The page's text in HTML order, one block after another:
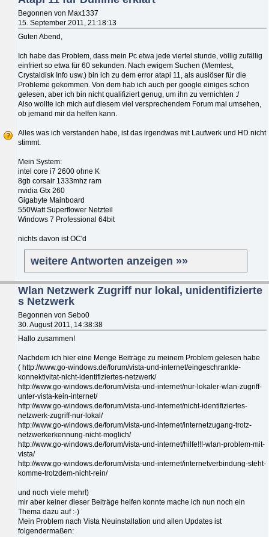
Begonnen von Max1337
15. September 2011, 21:18:13
Guten Abend,
Ich habe das Problem, dass mein Pc etwa jede viertel stunde, völlig zufällig
einfriert so etwa für 60 sekunden. Nach ewigem Suchen (Memtest,
Crystaldisk Info usw.) bin ich zu dem error atapi 11, als auslöser für die
Probleme gekommen. Von dem hab ich auch per google einiges schon
gelesen, aber ich bin nicht qualifiziert genug, um ihn zu vernichten :/
Also wollte ich mich auf diesem viel versprechendem Forum mal umsehen,
ob jemand mir da helfen kann.
Alles was ich verstanden habe, ist das irgendwas mit Laufwerk und HD nicht
stimmt.
Mein System:
intel core i7 2600 ohne K
8gb corsair 1333mhz ram
nvidia Gtx 260
Gigabyte Mainboard
550Watt Superflower Netzteil
Windows 7 Professional 64bit
nichts davon ist OC'd
weitere Antworten anzeigen »»
Wlan Netzwerk Zugriff nur lokal, unidentifizierte
s Netzwerk
Begonnen von Sebo0
30. August 2011, 14:38:38
Hallo zusammen!
Nachdem ich hier eine Menge Beiträge zu meinem Problem gelesen habe
( http://www.go-windows.de/forum/vista-und-internet/eingeschrankte-
konnektivitat-nicht-identifiziertes-netzwerk/
http://www.go-windows.de/forum/vista-und-internet/nur-lokaler-wlan-zugriff-
unter-vista-kein-internet/
http://www.go-windows.de/forum/vista-und-internet/nicht-identifiziertes-
netzwerk-zugriff-nur-lokal/
http://www.go-windows.de/forum/vista-und-internet/internetzugang-trotz-
netzwerkerkennung-nicht-moglich/
http://www.go-windows.de/forum/vista-und-internet/hilfe!!!-wlan-problem-mit-
vista/
http://www.go-windows.de/forum/vista-und-internet/internetverbindung-steht-
komme-trotzdem-nicht-rein/
und noch viele mehr!)
mir aber keiner dieser Beiträge helfen konnte mache ich nun noch ein
Thema dazu auf :-)
Mein Problem nach Vista Neuinstallation und allen Updates ist
folgendermaßen: